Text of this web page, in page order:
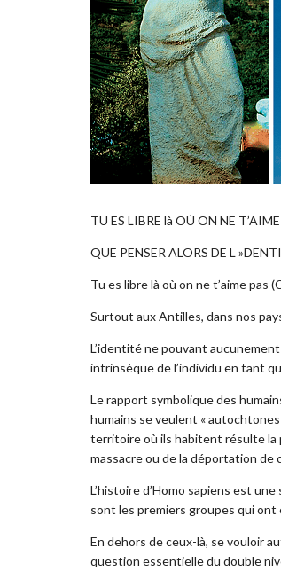
TU ES LIBRE là OÙ ON NE
QUE PENSER ALORS DE L
Tu es libre là où on ne t’aime pas
Surtout aux Antilles, dans nos
L’identité ne pouvant
intrinsèque de l’individu en tant
Le rapport symbolique des
humains se veulent «
territoire où ils habitent résulte la
massacre ou de la déportation de
L’histoire d’Homo sapiens est
sont les premiers groupes qui ont
En dehors de ceux-là, se vouloir
question essentielle du double